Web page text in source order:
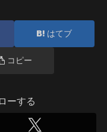
はてブ
コピー
ーする